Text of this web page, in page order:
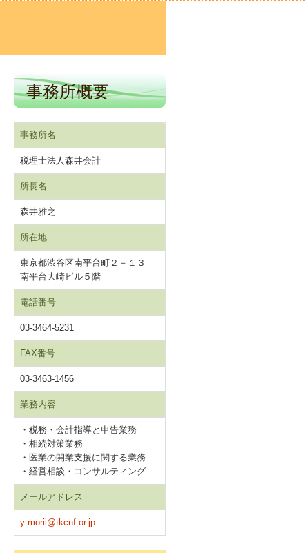
事務所概要
事務所名
税理士法人森井会計
所長名
森井雅之
所在地
東京都渋谷区南平台町２－１３
南平台大崎ビル５階
電話番号
03-3464-5231
FAX番号
03-3463-1456
業務内容
・税務・会計指導と申告業務
・相続対策業務
・医業の開業支援に関する業務
・経営相談・コンサルティング
メールアドレス
y-morii@tkcnf.or.jp